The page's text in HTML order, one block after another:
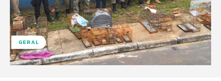
GERAL